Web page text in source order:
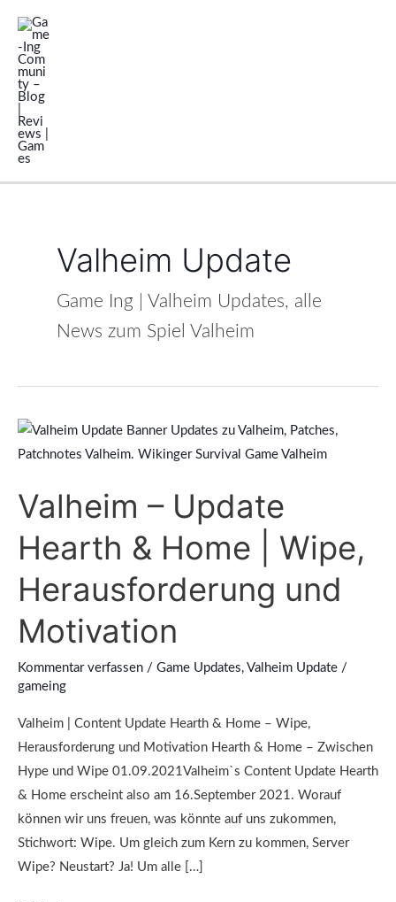
Inhalt
springen
Valheim Update
Game Ing | Valheim Updates, alle
News zum Spiel Valheim
Valheim – Update
Hearth & Home | Wipe,
Herausforderung und
Motivation
Kommentar verfassen / Game Updates, Valheim Update /
gameing
Valheim | Content Update Hearth & Home – Wipe,
Herausforderung und Motivation Hearth & Home – Zwischen
Hype und Wipe 01.09.2021Valheim`s Content Update Hearth
& Home erscheint also am 16.September 2021. Worauf
können wir uns freuen, was könnte auf uns zukommen,
Stichwort: Wipe. Um gleich zum Kern zu kommen, Server
Wipe? Neustart? Ja! Um alle […]
Valheim
–
Hearth
Home
Wipe,
Herausforderung
und
Motivation